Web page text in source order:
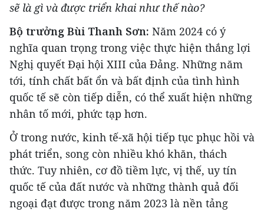
sẽ là gì và được triển khai như thế nào?
Bộ trưởng Bùi Thanh Sơn: Năm 2024 có ý
nghĩa quan trọng trong việc thực hiện thắng lợi
Nghị quyết Đại hội XIII của Đảng. Những năm
tới, tính chất bất ổn và bất định của tình hình
quốc tế sẽ còn tiếp diễn, có thể xuất hiện những
nhân tố mới, phức tạp hơn.
Ở trong nước, kinh tế-xã hội tiếp tục phục hồi và
phát triển, song còn nhiều khó khăn, thách
thức. Tuy nhiên, cơ đồ tiềm lực, vị thế, uy tín
quốc tế của đất nước và những thành quả đối
ngoại đạt được trong năm 2023 là nền tảng